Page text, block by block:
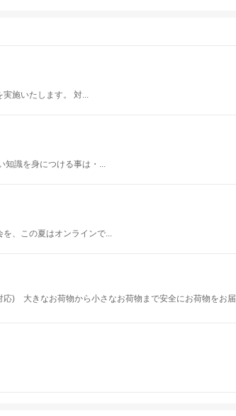
施いたします。 対...
知識を身につける事は・...
、この夏はオンラインで...
) 大きなお荷物から小さなお荷物まで安全にお荷物をお届